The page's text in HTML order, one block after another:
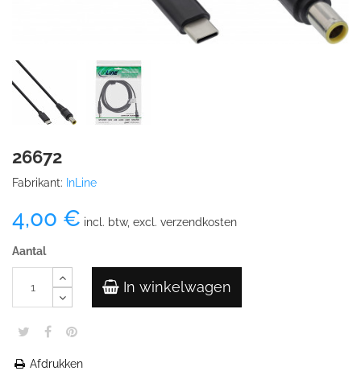
26672
Fabrikant: InLine
4,00 € incl. btw, excl. verzendkosten
Aantal
In winkelwagen
Afdrukken